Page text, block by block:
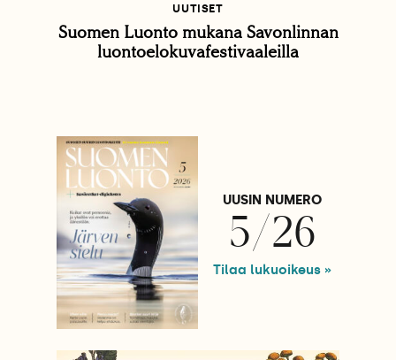
UUTISET
Suomen Luonto mukana Savonlinnan
luontoelokuvafestivaaleilla
UUSIN NUMERO
5/26
Tilaa lukuoikeus »